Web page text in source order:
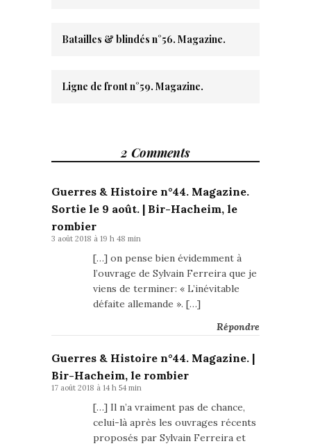
Batailles & blindés n°56. Magazine.
Ligne de front n°59. Magazine.
2 Comments
Guerres & Histoire n°44. Magazine.
Sortie le 9 août. | Bir-Hacheim, le
rombier
3 août 2018 à 19 h 48 min
[…] on pense bien évidemment à
l’ouvrage de Sylvain Ferreira que je
viens de terminer: « L’inévitable
défaite allemande ». […]
Répondre
Guerres & Histoire n°44. Magazine. |
Bir-Hacheim, le rombier
17 août 2018 à 14 h 54 min
[…] Il n’a vraiment pas de chance,
celui-là après les ouvrages récents
proposés par Sylvain Ferreira et